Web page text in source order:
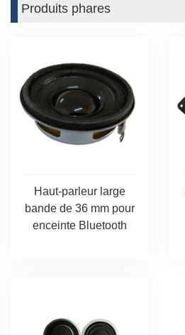
Produits phares
Haut-parleur large
bande de 36 mm pour
enceinte Bluetooth